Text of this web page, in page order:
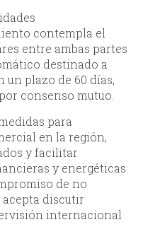
contempla el
entre ambas partes
destinado a
plazo de 60 días,
consenso mutuo.
para
en la región,
y facilitar
y energéticas.
de no
discutir
internacional